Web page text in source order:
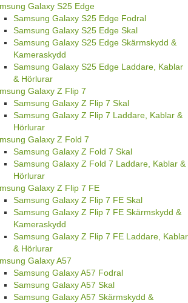
Galaxy S25 Edge
Samsung Galaxy S25 Edge Fodral
Samsung Galaxy S25 Edge Skal
Samsung Galaxy S25 Edge Skärmskydd &
Kameraskydd
Samsung Galaxy S25 Edge Laddare, Kablar
& Hörlurar
Galaxy Z Flip 7
Samsung Galaxy Z Flip 7 Skal
Samsung Galaxy Z Flip 7 Laddare, Kablar &
Hörlurar
Galaxy Z Fold 7
Samsung Galaxy Z Fold 7 Skal
Samsung Galaxy Z Fold 7 Laddare, Kablar &
Hörlurar
Galaxy Z Flip 7 FE
Samsung Galaxy Z Flip 7 FE Skal
Samsung Galaxy Z Flip 7 FE Skärmskydd &
Kameraskydd
Samsung Galaxy Z Flip 7 FE Laddare, Kablar
& Hörlurar
Galaxy A57
Samsung Galaxy A57 Fodral
Samsung Galaxy A57 Skal
Samsung Galaxy A57 Skärmskydd &